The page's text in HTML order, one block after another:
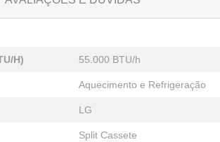
H) 55.000 BTU/h
Aquecimento e Refrigeração
LG
Split Cassete